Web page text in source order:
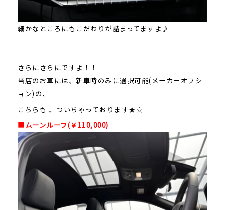
細かなところにもこだわりが詰まってますよ♪
さらにさらにですよ！！
当店のお車には、新車時のみに選択可能(メーカーオプシ
ョン)の、
こちらも↓ ついちゃっております★☆
■ムーンルーフ(￥110,000)